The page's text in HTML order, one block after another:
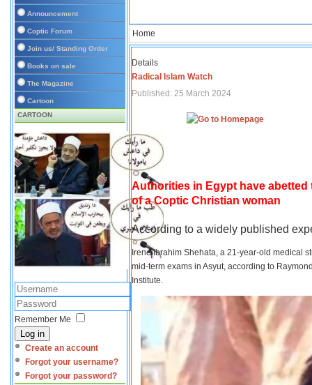
Announcement
Coptic Forum
Join us/ Standing Order
Books on sale
The Magazine
Cartoon
CARTOON
Remember Me
Log in
Create an account
Forgot your username?
Forgot your password?
Home
Details
Radical Islam Watch
Published: 25 March 2024
Authorities in Egypt have
of a Coptic Christian woman
According to a widely published
Irene Ibrahim Shehata, a 21-year-old medical
mid-term exams in Asyut, according to
Institute.